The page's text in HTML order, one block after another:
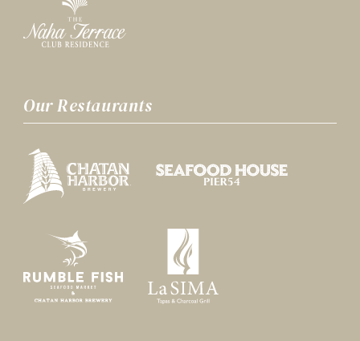
Our Restaurants